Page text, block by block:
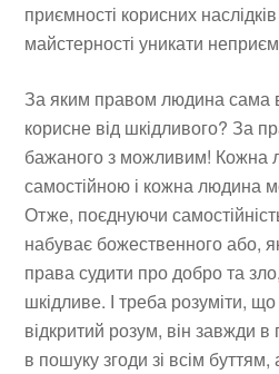
приємності корисних
майстерності уникати
За яким правом людина сама
корисне від шкідливого? За
бажаного з можливим! Кожна
самостійною і кожна людина
Отже, поєднуючи
набуває божественного або,
права судити про добро та
шкідливе. І треба розуміти,
відкритий розум, він завжди в
в пошуку згоди зі всім